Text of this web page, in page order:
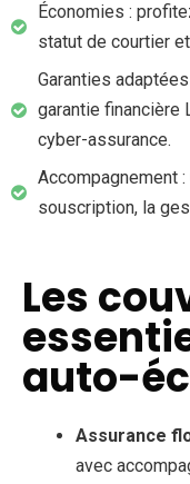
Économies :
statut de courtier
Garanties
garantie financière
cyber-assurance.
Accompagnement
souscription, la
Les
auto-
Assurance
avec